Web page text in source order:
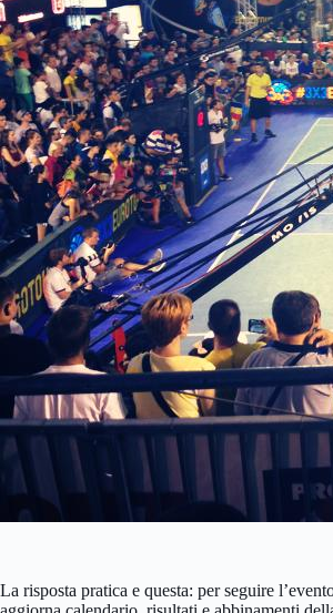
La risposta pratica e questa: per seguire